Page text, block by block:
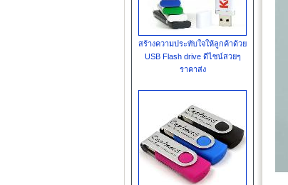
สร้างความประทับใจให้ลูกค้าด้วย
USB Flash drive ดีไซน์สวยๆ
ราคาส่ง